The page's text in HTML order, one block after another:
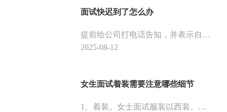
面试快迟到了怎么办
提前给公司打电话告知，并表示自己会尽快赶到。没有电话的可以在沟通软件上进行告知。迟到是面试中的大忌，所以要及时向面试公司告知情况。
2025-08-12
女生面试着装需要注意哪些细节
1、着装。女士面试服装以西装、套裙为主。正装的质量不能很差，如果穿一件线头和褶皱很多的衣服去面试，会让整个人的状态大打折扣。尽量选择做工精细、质地考究的职业套装。女士的裙子长度选择是膝盖上10厘米。